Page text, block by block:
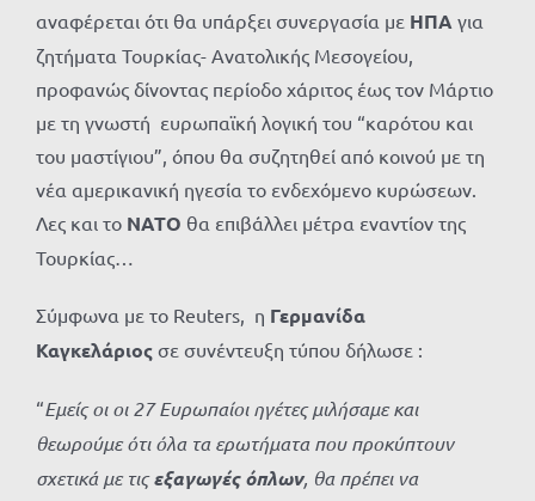
αναφέρεται ότι θα υπάρξει συνεργασία με ΗΠΑ για
ζητήματα Τουρκίας- Ανατολικής Μεσογείου,
προφανώς δίνοντας περίοδο χάριτος έως τον Μάρτιο
με τη γνωστή ευρωπαϊκή λογική του “καρότου και
του μαστίγιου”, όπου θα συζητηθεί από κοινού με τη
νέα αμερικανική ηγεσία το ενδεχόμενο κυρώσεων.
Λες και το ΝΑΤΟ θα επιβάλλει μέτρα εναντίον της
Τουρκίας…
Σύμφωνα με το Reuters, η Γερμανίδα
Καγκελάριος σε συνέντευξη τύπου δήλωσε :
“Εμείς οι οι 27 Ευρωπαίοι ηγέτες μιλήσαμε και
θεωρούμε ότι όλα τα ερωτήματα που προκύπτουν
σχετικά με τιςεξαγωγές όπλων, θα πρέπει να